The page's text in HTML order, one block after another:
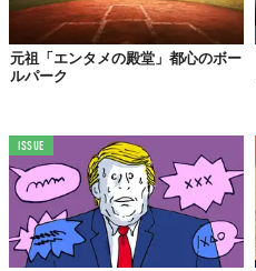
元祖「エンタメの殿堂」都心のボー
ルパーク
ISSUE